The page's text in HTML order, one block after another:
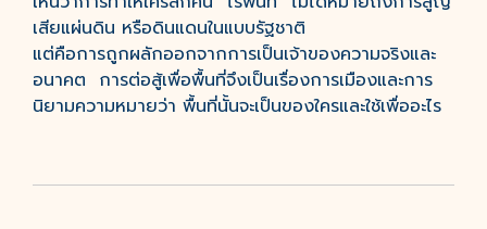
เสียแผ่นดิน หรือดินแดนในแบบรัฐชาติ
แต่คือการถูกผลักออกจากการเป็นเจ้าของความจริงและ
อนาคต การต่อสู้เพื่อพื้นที่จึงเป็นเรื่องการเมืองและการ
นิยามความหมายว่า พื้นที่นั้นจะเป็นของใครและใช้เพื่ออะไร